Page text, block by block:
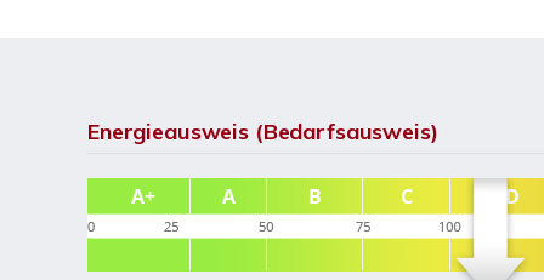
Energieausweis (Bedarfsausweis)